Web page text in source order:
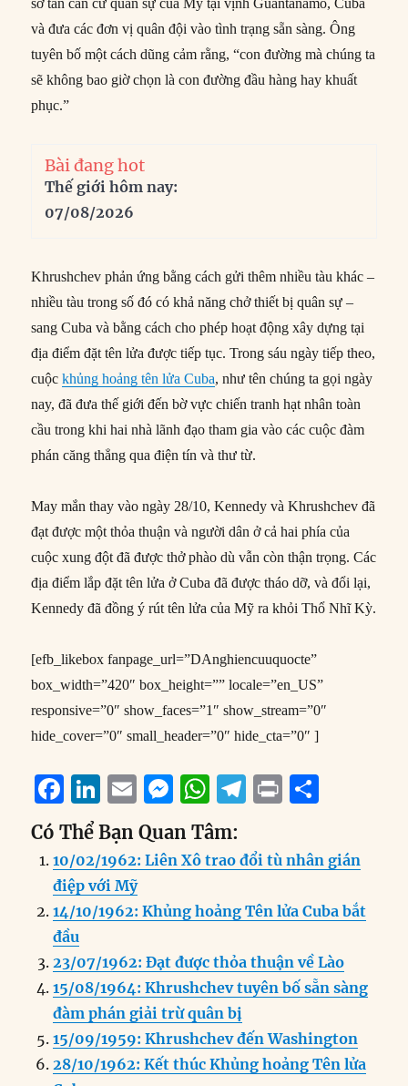
sơ tán căn cứ quân sự của Mỹ tại vịnh Guantanamo, Cuba
và đưa các đơn vị quân đội vào tình trạng sẵn sàng. Ông
tuyên bố một cách dũng cảm rằng, “con đường mà chúng ta
sẽ không bao giờ chọn là con đường đầu hàng hay khuất
phục.”
Bài đang hot
Thế giới hôm nay:
07/08/2026
Khrushchev phản ứng bằng cách gửi thêm nhiều tàu khác –
nhiều tàu trong số đó có khả năng chở thiết bị quân sự –
sang Cuba và bằng cách cho phép hoạt động xây dựng tại
địa điểm đặt tên lửa được tiếp tục. Trong sáu ngày tiếp theo,
cuộckhủng hoảng tên lửa Cuba, như tên chúng ta gọi ngày
nay, đã đưa thế giới đến bờ vực chiến tranh hạt nhân toàn
cầu trong khi hai nhà lãnh đạo tham gia vào các cuộc đàm
phán căng thẳng qua điện tín và thư từ.
May mắn thay vào ngày 28/10, Kennedy và Khrushchev đã
đạt được một thỏa thuận và người dân ở cả hai phía của
cuộc xung đột đã được thở phào dù vẫn còn thận trọng. Các
địa điểm lắp đặt tên lửa ở Cuba đã được tháo dỡ, và đổi lại,
Kennedy đã đồng ý rút tên lửa của Mỹ ra khỏi Thổ Nhĩ Kỳ.
[efb_likebox fanpage_url=”DAnghiencuuquocte”
box_width=”420″ box_height=”” locale=”en_US”
responsive=”0″ show_faces=”1″ show_stream=”0″
hide_cover=”0″ small_header=”0″ hide_cta=”0″ ]
F
a
c
e
b
o
o
k
Li
n
k
e
d
n
E
m
ai
l
M
e
ss
e
n
er
W
h
at
s
A
p
T
e
g
r
m
P
n
t
a
re
Có Thể Bạn Quan Tâm:
10/02/1962: Liên Xô trao đổi tù nhân gián
điệp với Mỹ
14/10/1962: Khủng hoảng Tên lửa Cuba bắt
đầu
23/07/1962: Đạt được thỏa thuận về Lào
15/08/1964: Khrushchev tuyên bố sẵn sàng
đàm phán giải trừ quân bị
15/09/1959: Khrushchev đến Washington
28/10/1962: Kết thúc Khủng hoảng Tên lửa